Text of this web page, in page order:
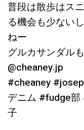
普段は散歩はス
る機会も少ない
ねー
グルカサンダル
@cheaney.jp
#cheaney
デニム #fudge
子